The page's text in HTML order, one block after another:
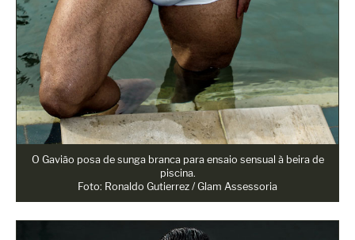
O Gavião posa de sunga branca para ensaio sensual à beira de
piscina.
Foto: Ronaldo Gutierrez / Glam Assessoria